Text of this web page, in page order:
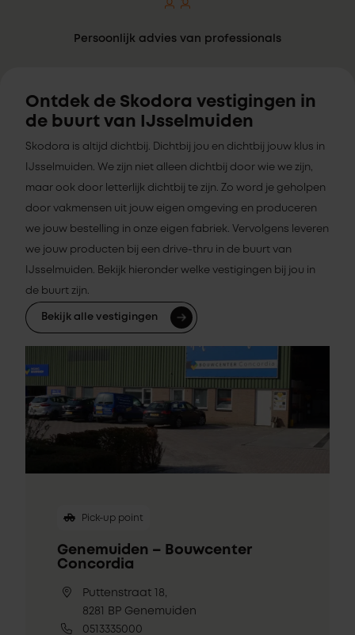
Persoonlijk advies van professionals
Ontdek de Skodora vestigingen in
de buurt van IJsselmuiden
Skodora is altijd dichtbij. Dichtbij jou en dichtbij jouw klus in
IJsselmuiden. We zijn niet alleen dichtbij door wie we zijn,
maar ook door letterlijk dichtbij te zijn. Zo word je geholpen
door vakmensen uit jouw eigen omgeving en produceren
we jouw bestelling in onze eigen fabriek. Vervolgens leveren
we jouw producten bij een drive-thru in de buurt van
IJsselmuiden. Bekijk hieronder welke vestigingen bij jou in
de buurt zijn.
Bekijk alle vestigingen
Pick-up point
Genemuiden – Bouwcenter
Concordia
Puttenstraat 18,
8281 BP Genemuiden
0513335000